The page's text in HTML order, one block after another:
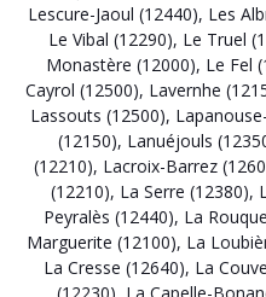
Lescure-Jaoul (12440), Les
Le Vibal (12290), Le Truel
Monastère (12000), Le Fel
Cayrol (12500), Lavernhe
Lassouts (12500),
(12150), Lanuéjouls
(12210), Lacroix-Barrez
(12210), La Serre (12380),
Peyralès (12440), La
Marguerite (12100), La
La Cresse (12640), La